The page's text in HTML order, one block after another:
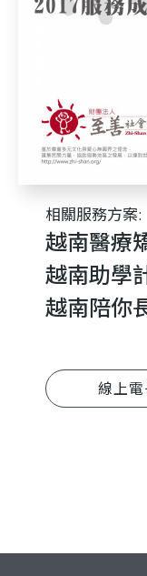
相關服務方案:
越南醫療
越南助學
越南陪你
線上